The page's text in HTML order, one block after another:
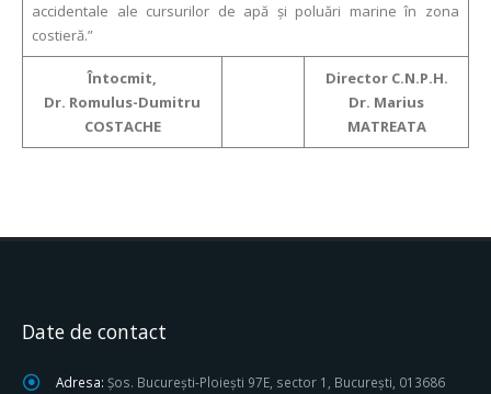
accidentale ale cursurilor de apă și poluări marine în zona
costieră.”
Întocmit,
Dr. Romulus-Dumitru
COSTACHE
Director C.N.P.H.
Dr. Marius
MATREATA
Date de contact
Adresa: Șos. București-Ploiești 97E, sector 1, București, 013686